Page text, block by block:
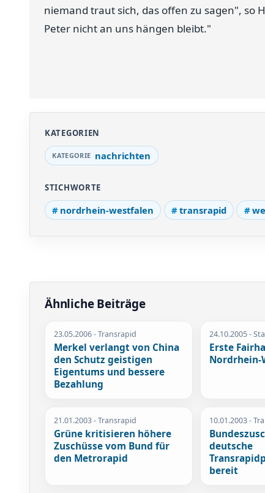
niemand traut sich, das offen zu sagen", so
Peter nicht an uns hängen bleibt."
KATEGORIEN
nachrichten
STICHWORTE
nordrhein-westfalen transrapid
Ähnliche Beiträge
23.05.2006- Transrapid
Merkel verlangt von China
den Schutz geistigen
Eigentums und bessere
Bezahlung
24.10.2005-
Erste
Nordrhein-
21.01.2003- Transrapid
Grüne kritisieren höhere
Zuschüsse vom Bund für
den Metrorapid
10.01.2003-
deutsche
bereit